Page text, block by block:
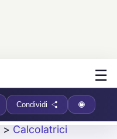
☰
Condividi
> Calcolatrici